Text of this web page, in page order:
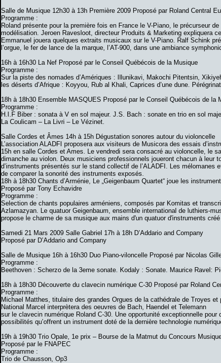
Salle de Musique 12h30 à 13h Première 2009 Proposé par Roland Central
Programme :
Roland présente pour la première fois en France le V-Piano, le précurseur
modélisation. Jeroen Ravesloot, directeur Produits & Marketing expliquera
Emmanuel jouera quelques extraits musicaux sur le V-Piano. Ralf Schink
l’orgue, le fer de lance de la marque, l’AT-900, dans une ambiance
16h à 16h30 La Nef Proposé par le Conseil Québécois de la Musique
Programme :
Sur la piste des nomades d’Amériques : Illunikavi, Makochi Pitentsin,
les déserts d’Afrique : Koyyou, Rub al Khali, Caprices d’une dune.
18h à 18h30 Ensemble MASQUES Proposé par le Conseil Québécois de la
Programme :
H.I.F Biber : sonata à V en sol majeur. J.S. Bach : sonate en trio en sol
La Coulicam – La Livri – Le Vézinet.
Salle Cordes et Âmes 14h à 15h Dégustation sonores autour du violoncelle
L’association ALADFI proposera aux visiteurs de Musicora des essais
15h en salle Cordes et Ames. Le vendredi sera consacré au violoncelle, le
dimanche au violon. Deux musiciens professionnels joueront chacun à leur
d’instruments présentés sur le stand collectif de l’ALADFI. Les mélomanes
de comparer la sonorité des instruments exposés.
18h à 18h30 Chants d’Arménie, Le „Geigenbaum Quartet“ joue les
Proposé par Tony Echavidre
Programme :
Selection de chants populaires arméniens, composés par Komitas et
Azlamazyan. Le quatuor Geigenbaum, ensemble international de luthiers-
propose le charme de sa musique aux mains d'un quatuor d'instruments
Samedi 21 Mars 2009 Salle Gabriel 17h à 18h D’Addario and Company
Proposé par D’Addario and Company
Salle de Musique 16h à 16h30 Duo Piano-viloncelle Proposé par Nicolas
Programme :
Beethoven : Scherzo de la 3eme sonate. Kodaly : Sonate. Maurice Ravel:
18h à 18h30 Découverte du clavecin numérique C-30 Proposé par Roland
Programme :
Michael Matthes, titulaire des grandes Orgues de la cathédrale de Troyes et
National Marcel interprètera des oeuvres de Bach, Haendel et Telemann
sur le clavecin numérique Roland C-30. Une opportunité exceptionnelle pour
possibilités qu’offrent un instrument doté de la dernière technologie
19h à 19h30 Trio Opale, 1e prix – Bourse de la Matmut du Concours
Proposé par le FNAPEC
Programme :
Trio de Chausson, Op3